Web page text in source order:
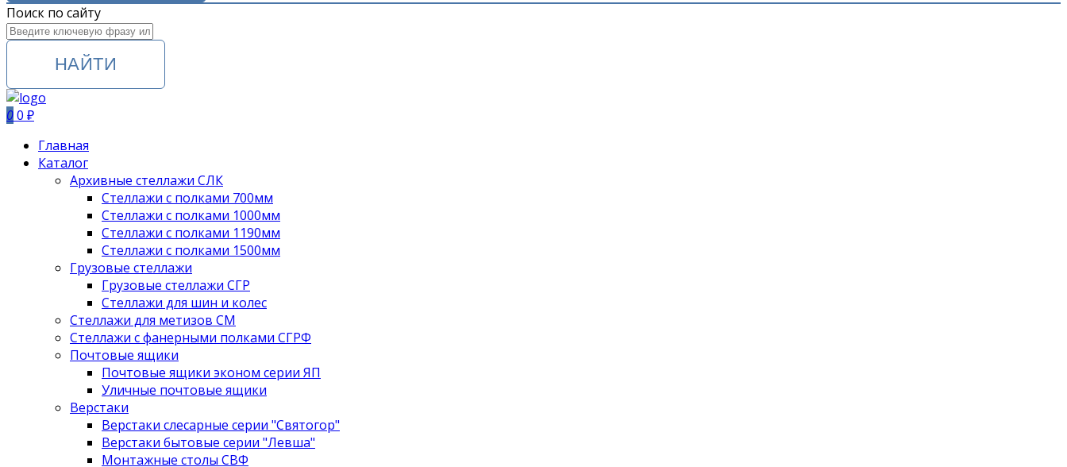
Поиск по сайту
НАЙТИ
00 ₽
Главная
Каталог
Архивные стеллажи СЛК
Стеллажи с полками 700мм
Стеллажи с полками 1000мм
Стеллажи с полками 1190мм
Стеллажи с полками 1500мм
Грузовые стеллажи
Грузовые стеллажи СГР
Стеллажи для шин и колес
Стеллажи для метизов СМ
Стеллажи с фанерными полками СГРФ
Почтовые ящики
Почтовые ящики эконом серии ЯП
Уличные почтовые ящики
Верстаки
Верстаки слесарные серии "Святогор"
Верстаки бытовые серии "Левша"
Монтажные столы СВФ